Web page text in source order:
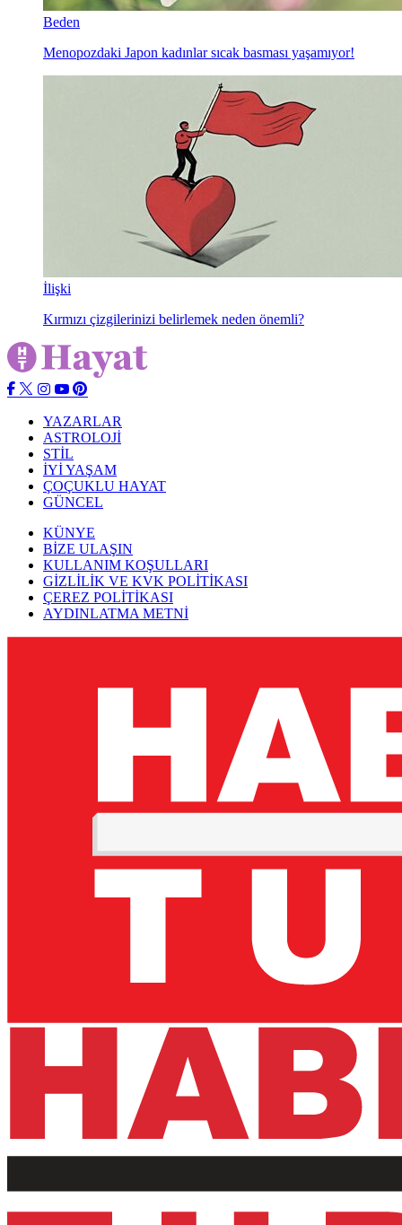
Beden
Menopozdaki Japon kadınlar sıcak basması yaşamıyor!
İlişki
Kırmızı çizgilerinizi belirlemek neden önemli?
YAZARLAR
ASTROLOJİ
STİL
İYİ YAŞAM
ÇOÇUKLU HAYAT
GÜNCEL
KÜNYE
BİZE ULAŞIN
KULLANIM KOŞULLARI
GİZLİLİK VE KVK POLİTİKASI
ÇEREZ POLİTİKASI
AYDINLATMA METNİ